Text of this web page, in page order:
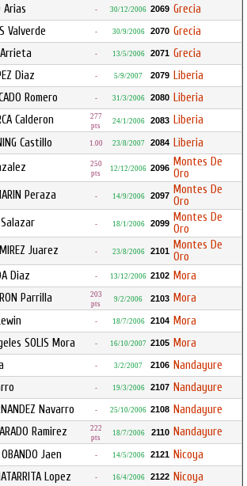
Arias - 30/12/2006 2069 Grecia
Valverde - 30/9/2006 2070 Grecia
- 13/5/2006 2071 Grecia
Diaz - 5/9/2007 2079 Liberia
Romero - 31/3/2006 2080 Liberia
Calderon
277
pts
24/1/2006 2083 Liberia
Castillo 1.00 23/8/2007 2084 Liberia
250
pts
12/12/2006 2096 Montes De
Oro
Peraza - 14/9/2006 2097 Montes De
Oro
Salazar - 18/1/2006 2099 Montes De
Oro
Juarez - 23/8/2006 2101 Montes De
Oro
Diaz - 13/12/2006 2102 Mora
Parrilla
203
pts
9/2/2006 2103 Mora
- 18/7/2006 2104 Mora
SOLIS Mora - 16/10/2007 2105 Mora
- 3/2/2007 2106 Nandayure
- 19/3/2006 2107 Nandayure
Navarro - 25/10/2006 2108 Nandayure
Ramirez
222
pts
18/7/2006 2110 Nandayure
Jaen - 14/5/2006 2121 Nicoya
Lopez - 16/4/2006 2122 Nicoya